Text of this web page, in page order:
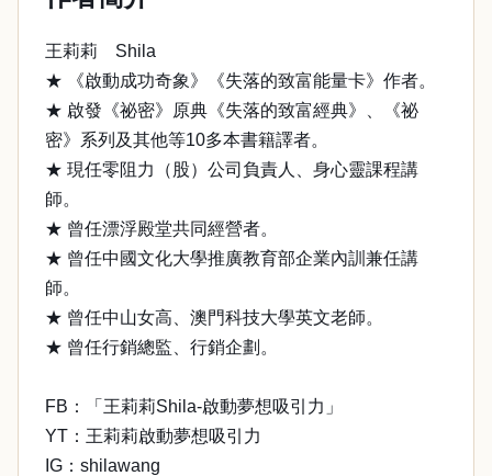
王莉莉 Shila
★ 《啟動成功奇象》《失落的致富能量卡》作者。
★ 啟發《祕密》原典《失落的致富經典》、《祕
密》系列及其他等10多本書籍譯者。
★ 現任零阻力（股）公司負責人、身心靈課程講
師。
★ 曾任漂浮殿堂共同經營者。
★ 曾任中國文化大學推廣教育部企業內訓兼任講
師。
★ 曾任中山女高、澳門科技大學英文老師。
★ 曾任行銷總監、行銷企劃。
FB：「王莉莉Shila-啟動夢想吸引力」
YT：王莉莉啟動夢想吸引力
IG：shilawang